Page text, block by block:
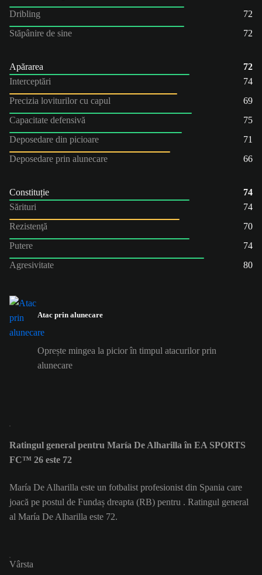
Dribling
72
Stăpânire de sine
72
Apărarea
72
Interceptări
74
Precizia loviturilor cu capul
69
Capacitate defensivă
75
Deposedare din picioare
71
Deposedare prin alunecare
66
Constituție
74
Sărituri
74
Rezistenţă
70
Putere
74
Agresivitate
80
Atac prin alunecare
Oprește mingea la picior în timpul atacurilor prin
alunecare
Ratingul general pentru María De Alharilla în EA SPORTS
FC™ 26 este 72
María De Alharilla este un fotbalist profesionist din Spania care
joacă pe postul de Fundaș dreapta (RB) pentru . Ratingul general
al María De Alharilla este 72.
Vârsta